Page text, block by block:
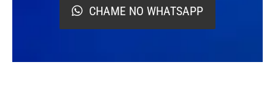
CHAME NO WHATSAPP